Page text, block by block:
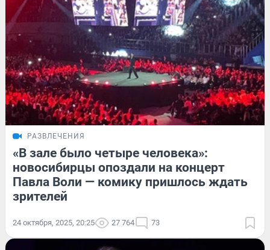
РАЗВЛЕЧЕНИЯ
«В зале было четыре человека»:
новосибирцы опоздали на концерт
Павла Воли — комику пришлось ждать
зрителей
24 октября, 2025, 20:25 27 764 73